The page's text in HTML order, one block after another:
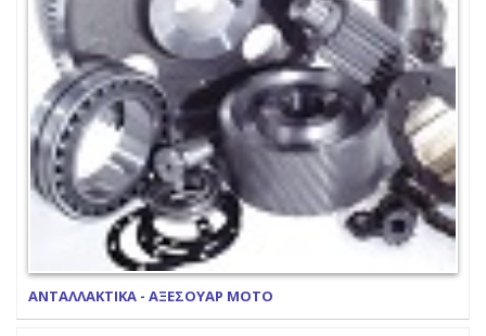
ΑΝΤΑΛΛΑΚΤΙΚΑ - ΑΞΕΣΟΥΑΡ ΜΟΤΟ